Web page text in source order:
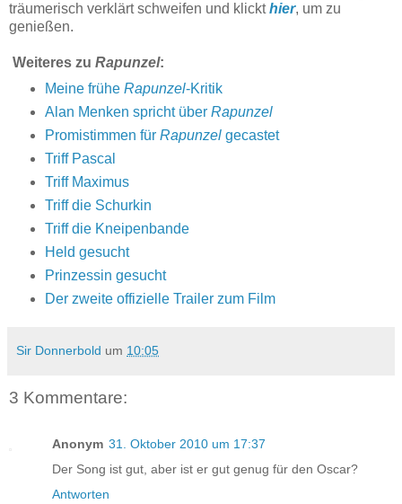
träumerisch verklärt schweifen und klickthier, um zu
genießen.
Weiteres zu Rapunzel:
Meine frühe Rapunzel-Kritik
Alan Menken spricht über Rapunzel
Promistimmen für Rapunzel gecastet
Triff Pascal
Triff Maximus
Triff die Schurkin
Triff die Kneipenbande
Held gesucht
Prinzessin gesucht
Der zweite offizielle Trailer zum Film
Sir Donnerbold um 10:05
3 Kommentare:
Anonym 31. Oktober 2010 um 17:37
Der Song ist gut, aber ist er gut genug für den Oscar?
Antworten